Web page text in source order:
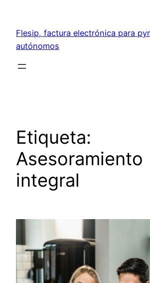
contenido
Flesip, factura electrónica para
autónomos
Etiqueta:
Asesoramiento
integral